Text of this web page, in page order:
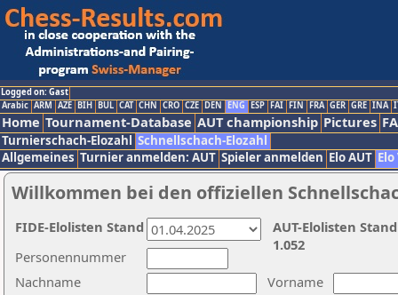
Logged on: Gast
Arabic ARM AZE BIH BUL CAT CHN CRO CZE DEN ENG ESP FAI FIN FRA GER GRE INA
Home Tournament-Database AUT championship Pictures
Turnierschach-Elozahl Schnellschach-Elozahl
Allgemeines Turnier anmelden: AUT Spieler anmelden Elo AUT
Willkommen bei den offiziellen
Nachname
Vorname
Personennummer
AUT-Elolisten
1.052
FIDE-Elolisten Stand